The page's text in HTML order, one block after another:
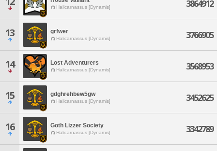
Halicarnassus [Dynamis] 3864912
13 grfwer
Halicarnassus [Dynamis] 3766905
14 Lost Adventurers
Halicarnassus [Dynamis] 3568953
15 gdghrehbew5gw
Halicarnassus [Dynamis] 3452625
16 Goth Lizzer Society
Halicarnassus [Dynamis] 3342789